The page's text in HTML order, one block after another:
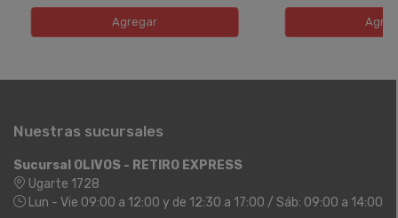
Agregar
Nuestras sucursales
Sucursal OLIVOS - RETIRO EXPRESS
Ugarte 1728
Lun - Vie 09:00 a 12:00 y de 12:30 a 17:00 / Sáb: 09:00 a 14:00